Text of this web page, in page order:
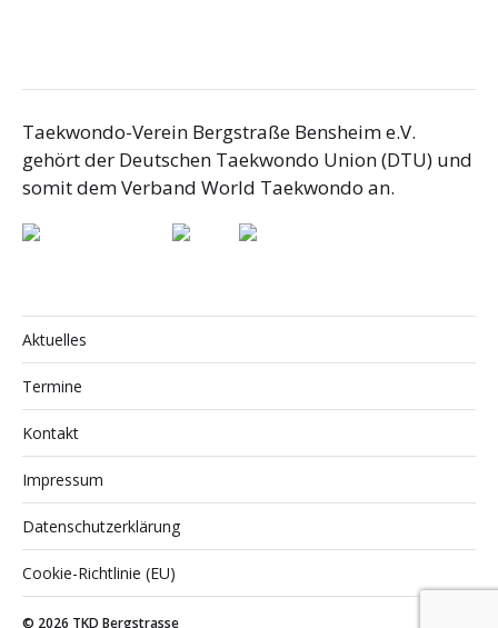
Taekwondo-Verein Bergstraße Bensheim e.V.
gehört der Deutschen Taekwondo Union (DTU) und
somit dem Verband World Taekwondo an.
Aktuelles
Termine
Kontakt
Impressum
Datenschutzerklärung
Cookie-Richtlinie (EU)
© 2026 TKD Bergstrasse